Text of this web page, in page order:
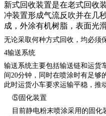
新式回收装置是在老式回收
冲装置形成气流反吹并在几
成，外涂有机树脂，表面光
无论采取何种方式回收，均必须
4输送系统
输送系统主要包括输送链和运货
间20分钟，同时在喷涂时有足够
此时运货小车要求运输平稳，推
⑤固化装置
目前静电粉末喷涂采用的固化